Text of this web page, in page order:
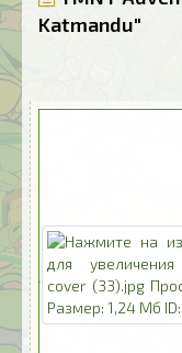
Katmandu"